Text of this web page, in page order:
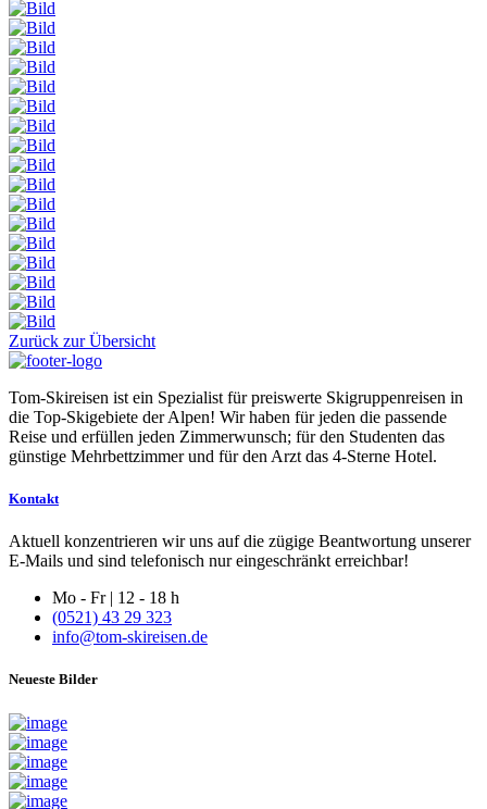
Zurück zur Übersicht
Tom-Skireisen ist ein Spezialist für preiswerte Skigruppenreisen in
die Top-Skigebiete der Alpen! Wir haben für jeden die passende
Reise und erfüllen jeden Zimmerwunsch; für den Studenten das
günstige Mehrbettzimmer und für den Arzt das 4-Sterne Hotel.
Kontakt
Aktuell konzentrieren wir uns auf die zügige Beantwortung unserer
E-Mails und sind telefonisch nur eingeschränkt erreichbar!
Mo - Fr | 12 - 18 h
(0521) 43 29 323
info@tom-skireisen.de
Neueste Bilder